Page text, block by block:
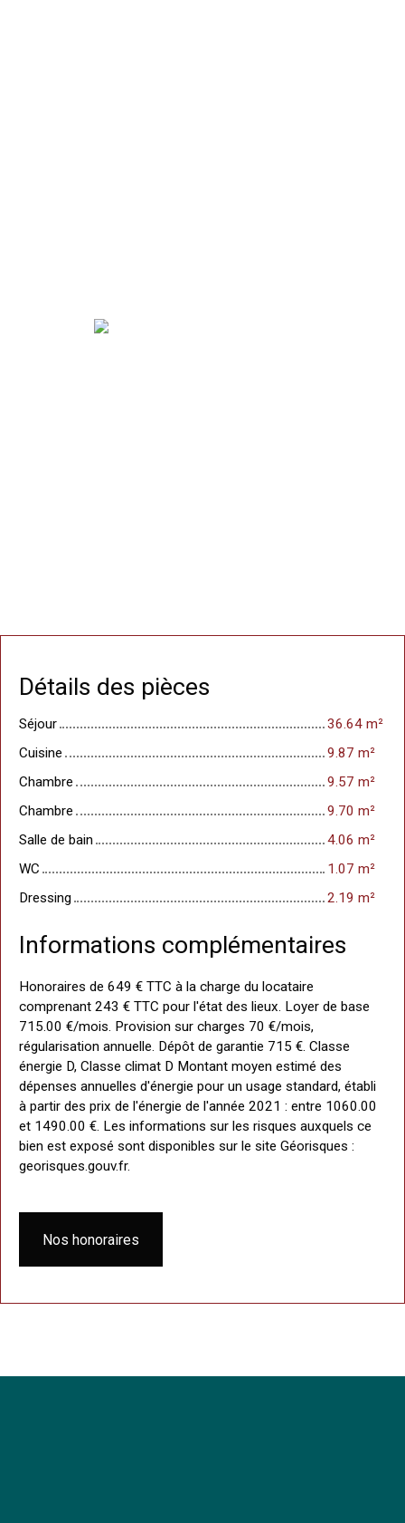
Détails des pièces
Séjour
36.64 m²
Cuisine
9.87 m²
Chambre
9.57 m²
Chambre
9.70 m²
Salle de bain
4.06 m²
WC
1.07 m²
Dressing
2.19 m²
Informations complémentaires
Honoraires de 649 € TTC à la charge du locataire
comprenant 243 € TTC pour l'état des lieux. Loyer de base
715.00 €/mois. Provision sur charges 70 €/mois,
régularisation annuelle. Dépôt de garantie 715 €. Classe
énergie D, Classe climat D Montant moyen estimé des
dépenses annuelles d'énergie pour un usage standard, établi
à partir des prix de l'énergie de l'année 2021 : entre 1060.00
et 1490.00 €. Les informations sur les risques auxquels ce
bien est exposé sont disponibles sur le site Géorisques :
georisques.gouv.fr.
Nos honoraires